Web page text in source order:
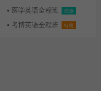
医学英语全程班 优惠
考博英语全程班 特惠